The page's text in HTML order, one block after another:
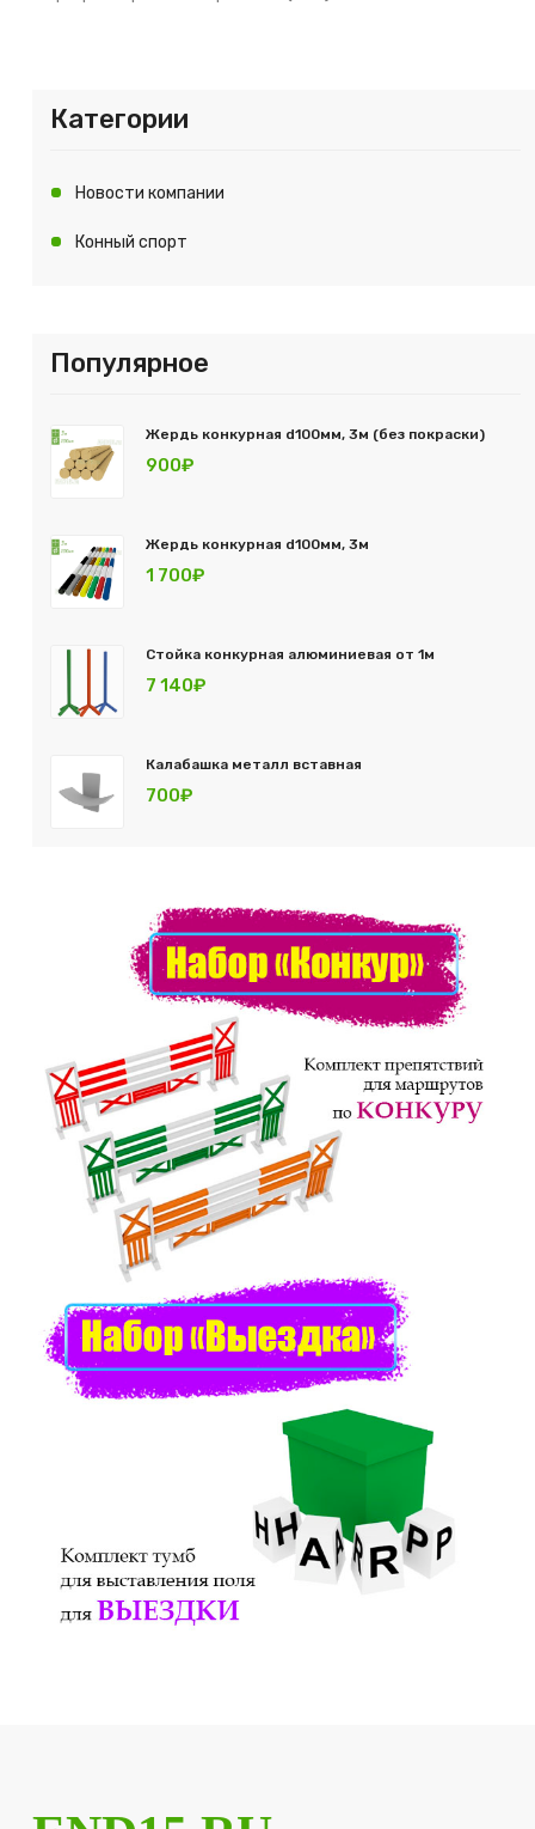
Категории
Новости компании
Конный спорт
Популярное
Жердь конкурная d100мм, 3м (без покраски)
900₽
Жердь конкурная d100мм, 3м
1 700₽
Стойка конкурная алюминиевая от 1м
7 140₽
Калабашка металл вставная
700₽